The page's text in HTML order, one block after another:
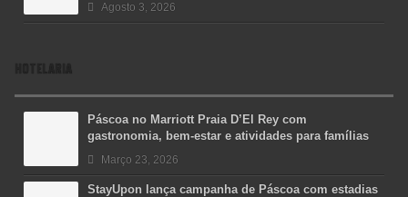
Agosto 3, 2026
HOTELARIA
Páscoa no Marriott Praia D’El Rey com
gastronomia, bem-estar e atividades para famílias
Março 23, 2026
StayUpon lança campanha de Páscoa com estadias